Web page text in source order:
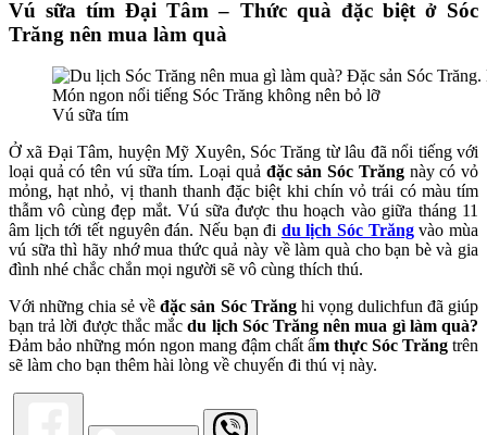
Vú sữa tím Đại Tâm – Thức quà đặc biệt ở Sóc
Trăng nên mua làm quà
Vú sữa tím
Ở xã Đại Tâm, huyện Mỹ Xuyên, Sóc Trăng từ lâu đã nổi tiếng với
loại quả có tên vú sữa tím. Loại quả đặc sản Sóc Trăngnày có vỏ
mỏng, hạt nhỏ, vị thanh thanh đặc biệt khi chín vỏ trái có màu tím
thẫm vô cùng đẹp mắt. Vú sữa được thu hoạch vào giữa tháng 11
âm lịch tới tết nguyên đán. Nếu bạn đi du lịch Sóc Trăngvào mùa
vú sữa thì hãy nhớ mua thức quả này về làm quà cho bạn bè và gia
đình nhé chắc chắn mọi người sẽ vô cùng thích thú.
Với những chia sẻ vềđặc sản Sóc Trănghi vọng dulichfun đã giúp
bạn trả lời được thắc mắcdu lịch Sóc Trăng nên mua gì làm quà?
Đảm bảo những món ngon mang đậm chất ẩm thực Sóc Trăng trên
sẽ làm cho bạn thêm hài lòng về chuyến đi thú vị này.